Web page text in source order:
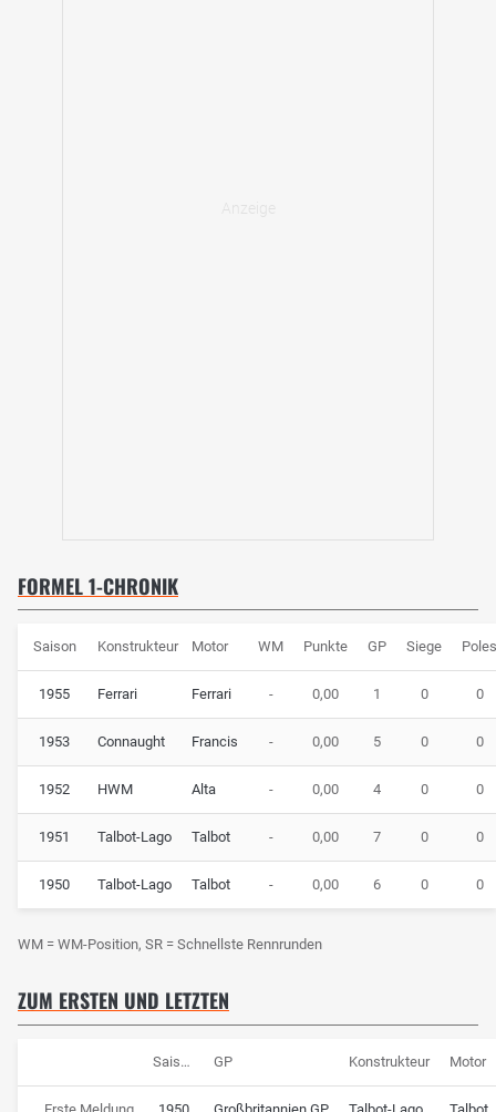
FORMEL 1-CHRONIK
Saison Konstrukteur Motor WM Punkte GP Siege
1955 Ferrari Ferrari - 0,00 1 0 0
1953 Connaught Francis - 0,00 5 0 0
1952 HWM Alta - 0,00 4 0 0
1951 Talbot-Lago Talbot - 0,00 7 0 0
1950 Talbot-Lago Talbot - 0,00 6 0 0
WM = WM-Position, SR = Schnellste Rennrunden
ZUM ERSTEN UND LETZTEN
Saison GP Konstrukteur Motor